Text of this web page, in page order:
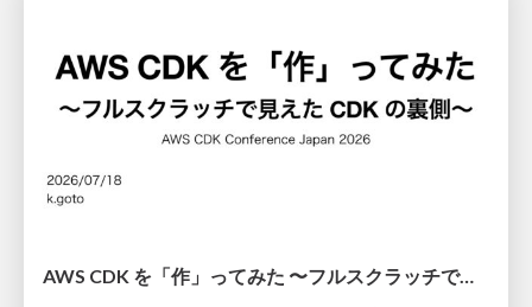
AWS CDK を「作」ってみた 〜フルスクラッチで見えた CDK の裏側〜 / aws-cdk-from-scratch